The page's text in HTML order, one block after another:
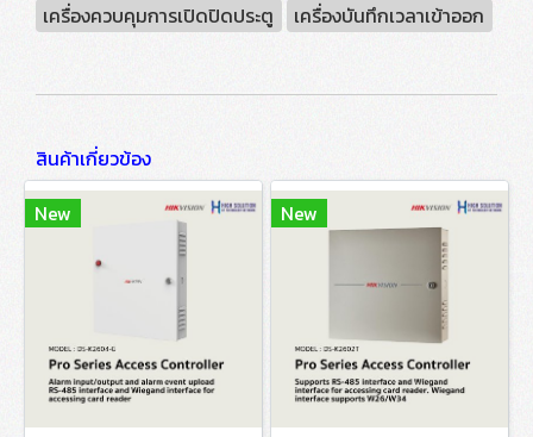
เครื่องควบคุมการเปิดปิดประตู
เครื่องบันทึกเวลาเข้าออก
สินค้าเกี่ยวข้อง
New
New